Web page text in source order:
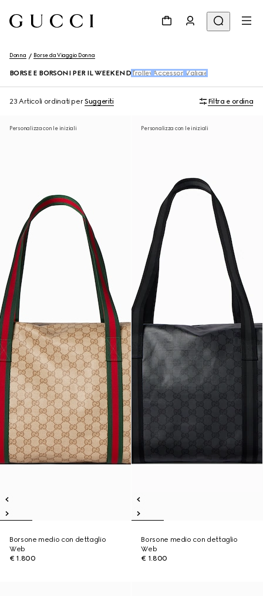
Donna Borse da Viaggio Donna
BORSE E BORSONI PER IL WEEKEND Trolley Accessori Valigie
23 Articoli ordinati perSuggeriti Filtra e ordina
Personalizza con le iniziali
Borsone medio con dettaglio
Web
€ 1.800
Personalizza con le iniziali
Borsone medio con dettaglio
Web
€ 1.800